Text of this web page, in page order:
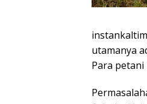
utamanya
Para